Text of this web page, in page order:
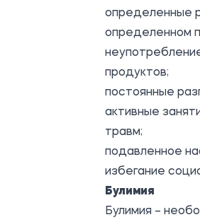
определенные
определенном
продуктов;
постоянные
активные
травм;
подавленное
избегание
Булимия
Булимия –